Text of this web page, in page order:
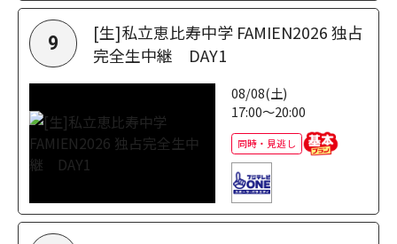
9
[生]私立恵比寿中学 FAMIEN2026 独占
完全生中継 DAY1
08/08(土)
17:00～20:00
同時・見逃し